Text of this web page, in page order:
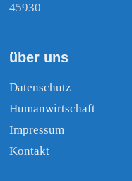
45930
über uns
Datenschutz
Humanwirtschaft
Impressum
Kontakt